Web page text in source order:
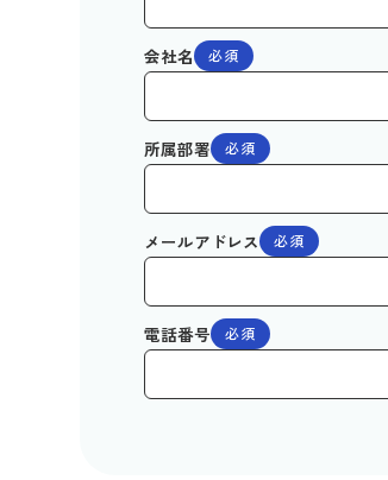
会社名 必須
所属部署 必須
メールアドレス 必須
電話番号 必須